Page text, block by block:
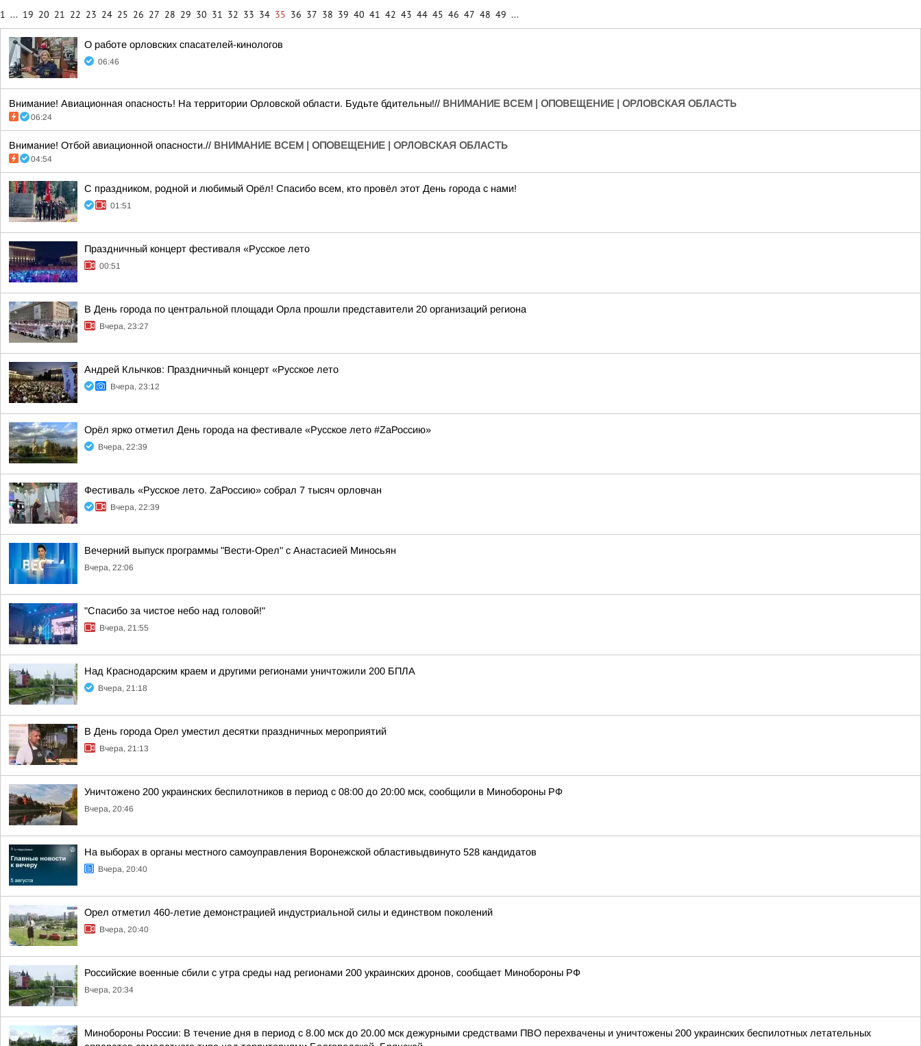
1 ... 19 20 21 22 23 24 25 26 27 28 29 30 31 32 33 34 35 36 37 38 39 40 41 42 43 44 45 46 47 48 49 ...
О работе орловских спасателей-кинологов
06:46
Внимание! Авиационная опасность! На территории Орловской области. Будьте бдительны!// ВНИМАНИЕ ВСЕМ | ОПОВЕЩЕНИЕ | ОРЛОВСКАЯ ОБЛАСТЬ
06:24
Внимание! Отбой авиационной опасности.// ВНИМАНИЕ ВСЕМ | ОПОВЕЩЕНИЕ | ОРЛОВСКАЯ ОБЛАСТЬ
04:54
С праздником, родной и любимый Орёл! Спасибо всем, кто провёл этот День города с нами!
01:51
Праздничный концерт фестиваля «Русское лето
00:51
В День города по центральной площади Орла прошли представители 20 организаций региона
Вчера, 23:27
Андрей Клычков: Праздничный концерт «Русское лето
Вчера, 23:12
Орёл ярко отметил День города на фестивале «Русское лето #ZaРоссию»
Вчера, 22:39
Фестиваль «Русское лето. ZаРоссию» собрал 7 тысяч орловчан
Вчера, 22:39
Вечерний выпуск программы "Вести-Орел" с Анастасией Миносьян
Вчера, 22:06
"Спасибо за чистое небо над головой!"
Вчера, 21:55
Над Краснодарским краем и другими регионами уничтожили 200 БПЛА
Вчера, 21:18
В День города Орел уместил десятки праздничных мероприятий
Вчера, 21:13
Уничтожено 200 украинских беспилотников в период с 08:00 до 20:00 мск, сообщили в Минобороны РФ
Вчера, 20:46
На выборах в органы местного самоуправления Воронежской областивыдвинуто 528 кандидатов
Вчера, 20:40
Орел отметил 460-летие демонстрацией индустриальной силы и единством поколений
Вчера, 20:40
Российские военные сбили с утра среды над регионами 200 украинских дронов, сообщает Минобороны РФ
Вчера, 20:34
Минобороны России: В течение дня в период с 8.00 мск до 20.00 мск дежурными средствами ПВО перехвачены и уничтожены 200 украинских беспилотных летательных